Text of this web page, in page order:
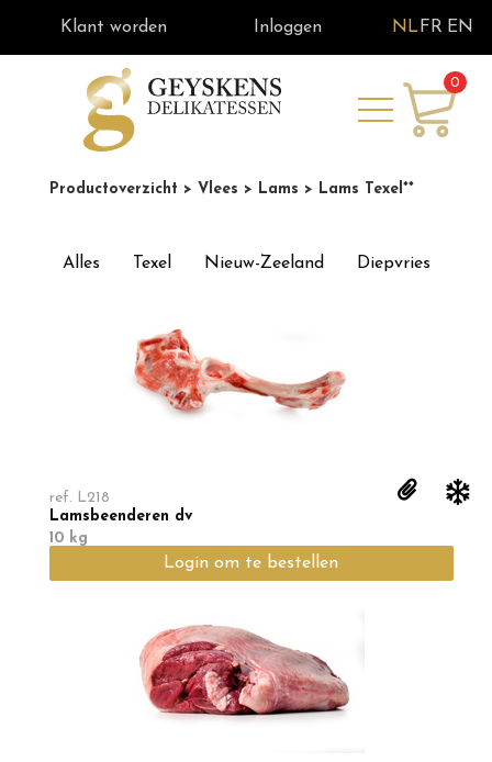
Klant worden Inloggen NL FR EN
0
Productoverzicht > Vlees > Lams > Lams Texel**
Alles Texel Nieuw-Zeeland Diepvries
ref. L218
Lamsbeenderen dv
10 kg
Login om te bestellen